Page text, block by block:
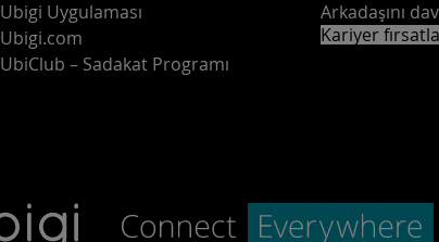
Ubigi Uygulaması
Ubigi.com
UbiClub – Sadakat Programı
Arkadaşını
Kariyer